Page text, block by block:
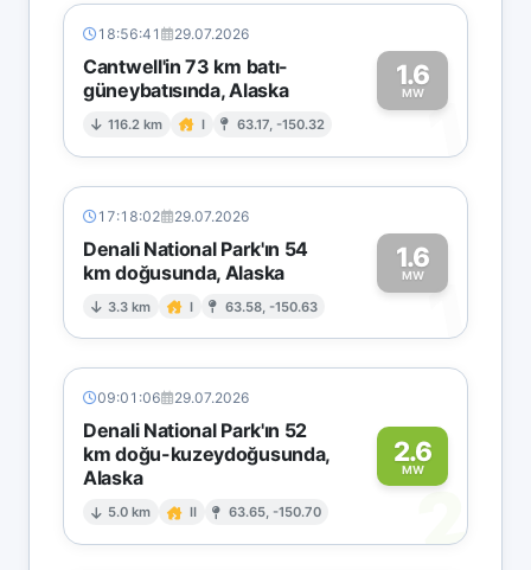
18:56:41 29.07.2026
Cantwell'in 73 km batı-
güneybatısında, Alaska
116.2 km I 63.17, -150.32
1.6
MW1
17:18:02 29.07.2026
Denali National Park'ın 54
km doğusunda, Alaska
3.3 km I 63.58, -150.63
1.6
MW1
09:01:06 29.07.2026
Denali National Park'ın 52
km doğu-kuzeydoğusunda,
Alaska
5.0 km II 63.65, -150.70
2.6
MW
2